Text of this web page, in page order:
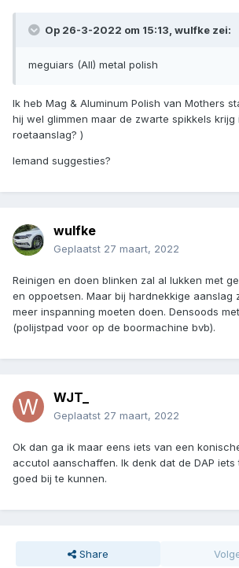
Op 26-3-2022 om 15:13, wulfke zei:
meguiars (All) metal polish
Ik heb Mag & Aluminum Polish van Mothers
hij wel glimmen maar de zwarte spikkels
roetaanslag? )
Iemand suggesties?
wulfke
Geplaatst 27 maart, 2022
Reinigen en doen blinken zal al lukken met
en oppoetsen. Maar bij hardnekkige aanslag
meer inspanning moeten doen. Densoods
(polijstpad voor op de boormachine bvb).
WJT_
Geplaatst 27 maart, 2022
Ok dan ga ik maar eens iets van een
accutol aanschaffen. Ik denk dat de DAP
goed bij te kunnen.
Share